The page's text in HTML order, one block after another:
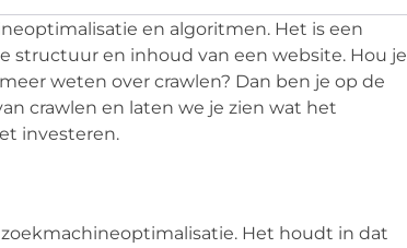
en algoritmen. Het is een
structuur en inhoud van een website. Hou je
weten over crawlen? Dan ben je op de
crawlen en laten we je zien wat het
investeren.
Het houdt in dat